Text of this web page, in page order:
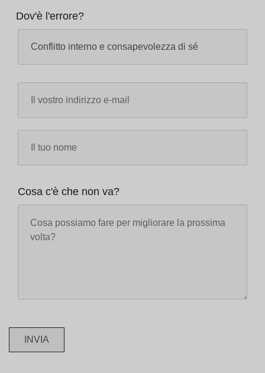
Dov'è l'errore?
Cosa c'è che non va?
INVIA